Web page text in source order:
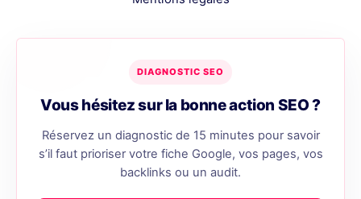
DIAGNOSTIC SEO
Vous hésitez sur la bonne action SEO ?
Réservez un diagnostic de 15 minutes pour savoir
s’il faut prioriser votre fiche Google, vos pages, vos
backlinks ou un audit.